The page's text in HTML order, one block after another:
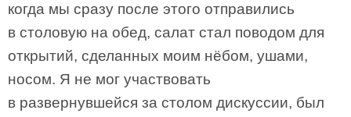
когда мы сразу после этого отправились
в столовую на обед, салат стал поводом для
открытий, сделанных моим нёбом, ушами,
носом. Я не мог участвовать
в развернувшейся за столом дискуссии, был